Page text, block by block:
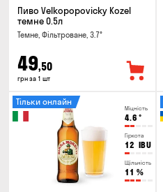
Пиво Velkopopovicky Kozel
темне 0.5л
Темне, Фільтроване, 3.7°
49,50
грн за 1 шт
Міцність
4.6 °
Гіркота
12 IBU
Щільність
11 %
Тільки онлайн